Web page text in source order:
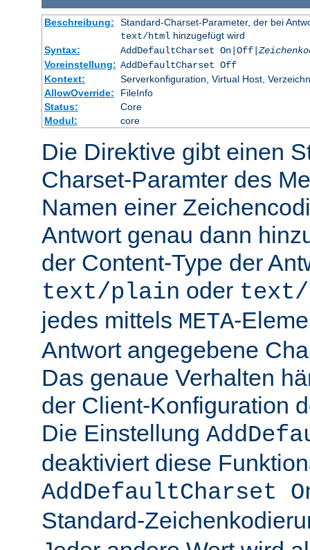
Beschreibung:
Standard-Charset-Parameter, der bei
text/html hinzugefügt wird
Syntax:
AddDefaultCharset On|Off|
Voreinstellung: AddDefaultCharset Off
Kontext:
Serverkonfiguration, Virtual Host,
AllowOverride:
FileInfo
Status:
Core
Modul:
core
Die Direktive gibt einen
Charset-Paramter des
Namen einer
Antwort genau dann
der Content-Type der
text/plain oder text/
jedes mittels META-
Antwort angegebene
Das genaue Verhalten
der Client-Konfiguration
Die Einstellung
deaktiviert diese
AddDefaultCharset
Standard-